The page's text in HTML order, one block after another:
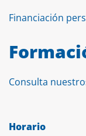
Financiación
Consulta
Horario